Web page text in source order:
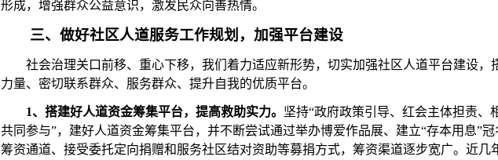
形成，增强群众公益意识，激发民众向善热情。
三、做好社区人道服务工作规划，加强平台建设
社会治理关口前移、重心下移，我们着力适应新形势，切实加强社区人道平台建设，
力量、密切联系群众、服务群众、提升自我的优质平台。
1、搭建好人道资金筹集平台，提高救助实力。 坚持“政府政策引导、红会主体担责、
共同参与”，建好人道资金筹集平台，并不断尝试通过举办博爱作品展、建立“存本用息”
筹资通道、接受委托定向捐赠和服务社区结对资助等募捐方式，筹资渠道逐步宽广。近几